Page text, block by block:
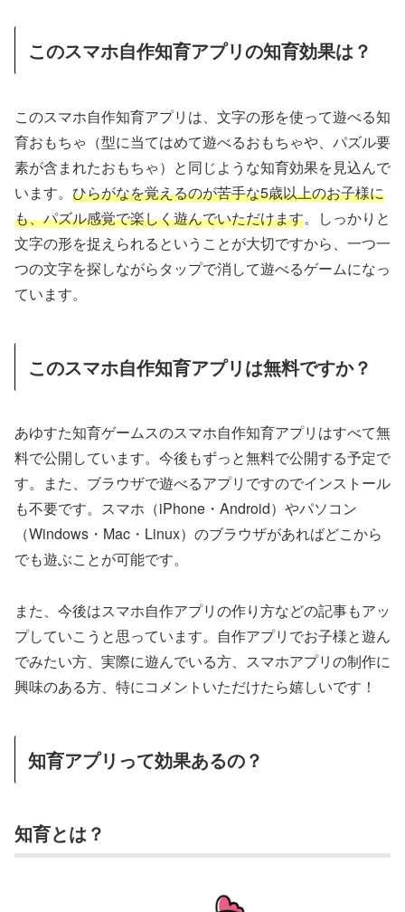
このスマホ自作知育アプリの知育効果は？
このスマホ自作知育アプリは、文字の形を使って遊べる知
育おもちゃ（型に当てはめて遊べるおもちゃや、パズル要
素が含まれたおもちゃ）と同じような知育効果を見込んで
います。 ひらがなを覚えるのが苦手な5歳以上のお子様に
も、パズル感覚で楽しく遊んでいただけます。しっかりと
文字の形を捉えられるということが大切ですから、一つ一
つの文字を探しながらタップで消して遊べるゲームになっ
ています。
このスマホ自作知育アプリは無料ですか？
あゆすた知育ゲームスのスマホ自作知育アプリはすべて無
料で公開しています。今後もずっと無料で公開する予定で
す。また、ブラウザで遊べるアプリですのでインストール
も不要です。スマホ（iPhone・Android）やパソコン
（Windows・Mac・Linux）のブラウザがあればどこから
でも遊ぶことが可能です。
また、今後はスマホ自作アプリの作り方などの記事もアッ
プしていこうと思っています。自作アプリでお子様と遊ん
でみたい方、実際に遊んでいる方、スマホアプリの制作に
興味のある方、特にコメントいただけたら嬉しいです！
知育アプリって効果あるの？
知育とは？